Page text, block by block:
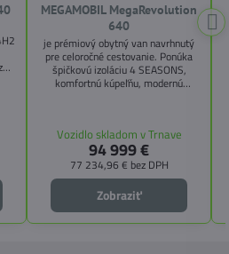
MEGAMOBIL MegaRevolution
640
je prémiový obytný van navrhnutý
pre celoročné cestovanie. Ponúka
špičkovú izoláciu 4 SEASONS,
komfortnú kúpeľňu, modernú
CITY, TECHNO, SICHERHEIT a
MEGA WINTER získate maximálnu
bezpečnosť, pohodlie a
technologické inovácie. Ideálna
voľba pre tých, ktorí hľadajú luxus,
funkčnosť a slobodu na cestách.
Vozidlo skladom v Trnave
94 999 €
77 234,96 € bez DPH
Zobraziť